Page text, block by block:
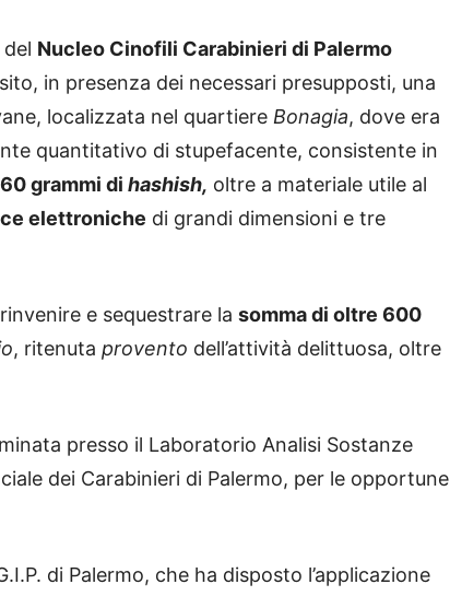
Nucleo Cinofili Carabinieri di Palermo
in presenza dei necessari presupposti, una
localizzata nel quartiere Bonagia, dove era
quantitativo di stupefacente, consistente in
grammi di hashish, oltre a materiale utile al
elettroniche di grandi dimensioni e tre
e sequestrare la somma di oltre 600
, ritenuta provento dell’attività delittuosa, oltre
presso il Laboratorio Analisi Sostanze
dei Carabinieri di Palermo, per le opportune
di Palermo, che ha disposto l’applicazione